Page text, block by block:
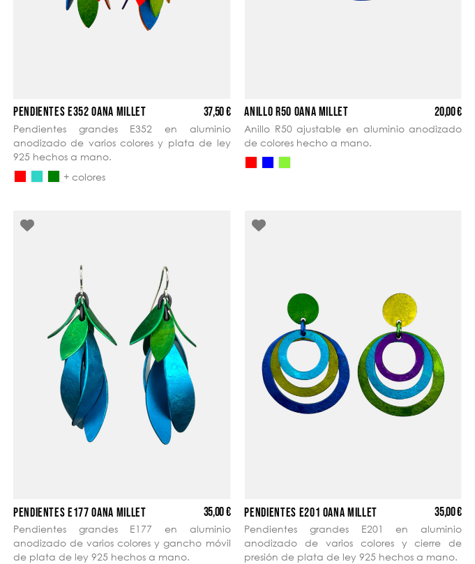
PENDIENTES E352 OANA MILLET 37,50 €
Pendientes grandes E352 en aluminio
anodizado de varios colores y plata de ley
925 hechos a mano.
+ colores
ANILLO R50 OANA MILLET 20,00 €
Anillo R50 ajustable en aluminio anodizado
de colores hecho a mano.
PENDIENTES E177 OANA MILLET 35,00 €
Pendientes grandes E177 en aluminio
anodizado de varios colores y gancho móvil
de plata de ley 925 hechos a mano.
PENDIENTES E201 OANA MILLET 35,00 €
Pendientes grandes E201 en aluminio
anodizado de varios colores y cierre de
presión de plata de ley 925 hechos a mano.